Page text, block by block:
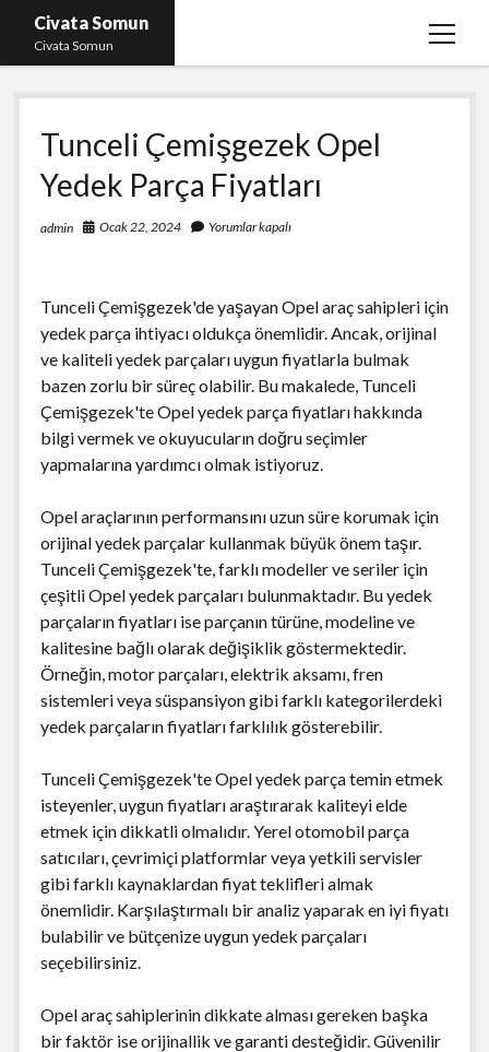
Civata Somun
Civata Somun
menüyü
Liste
Sayfa Listesi
Shorts Beğeni Kasma Parasız
Ücretsiz En İyi Instagram Beğeni Hilesi
Tunceli Çemişgezek Opel
Yedek Parça Fiyatları
admin Ocak 22, 2024 Yorumlar kapalı
Tunceli Çemişgezek'de yaşayan Opel araç sahipleri için
yedek parça ihtiyacı oldukça önemlidir. Ancak, orijinal
ve kaliteli yedek parçaları uygun fiyatlarla bulmak
bazen zorlu bir süreç olabilir. Bu makalede, Tunceli
Çemişgezek'te Opel yedek parça fiyatları hakkında
bilgi vermek ve okuyucuların doğru seçimler
yapmalarına yardımcı olmak istiyoruz.
Opel araçlarının performansını uzun süre korumak için
orijinal yedek parçalar kullanmak büyük önem taşır.
Tunceli Çemişgezek'te, farklı modeller ve seriler için
çeşitli Opel yedek parçaları bulunmaktadır. Bu yedek
parçaların fiyatları ise parçanın türüne, modeline ve
kalitesine bağlı olarak değişiklik göstermektedir.
Örneğin, motor parçaları, elektrik aksamı, fren
sistemleri veya süspansiyon gibi farklı kategorilerdeki
yedek parçaların fiyatları farklılık gösterebilir.
Tunceli Çemişgezek'te Opel yedek parça temin etmek
isteyenler, uygun fiyatları araştırarak kaliteyi elde
etmek için dikkatli olmalıdır. Yerel otomobil parça
satıcıları, çevrimiçi platformlar veya yetkili servisler
gibi farklı kaynaklardan fiyat teklifleri almak
önemlidir. Karşılaştırmalı bir analiz yaparak en iyi fiyatı
bulabilir ve bütçenize uygun yedek parçaları
seçebilirsiniz.
Opel araç sahiplerinin dikkate alması gereken başka
bir faktör ise orijinallik ve garanti desteğidir. Güvenilir